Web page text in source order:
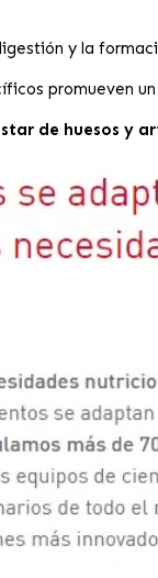
y la
promueven un
de huesos y